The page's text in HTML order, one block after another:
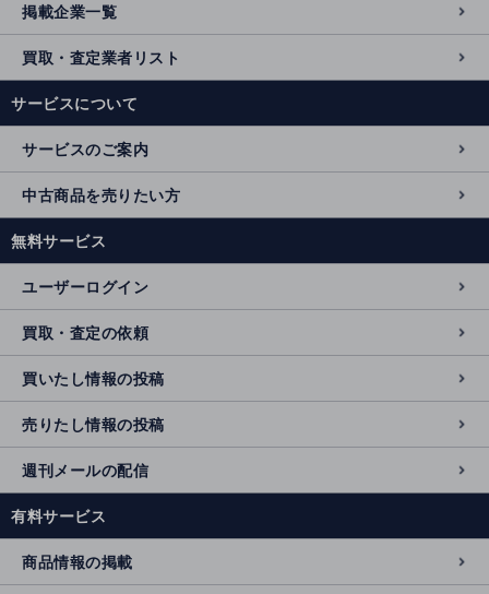
掲載企業一覧
買取・査定業者リスト
サービスについて
サービスのご案内
中古商品を売りたい方
無料サービス
ユーザーログイン
買取・査定の依頼
買いたし情報の投稿
売りたし情報の投稿
週刊メールの配信
有料サービス
商品情報の掲載